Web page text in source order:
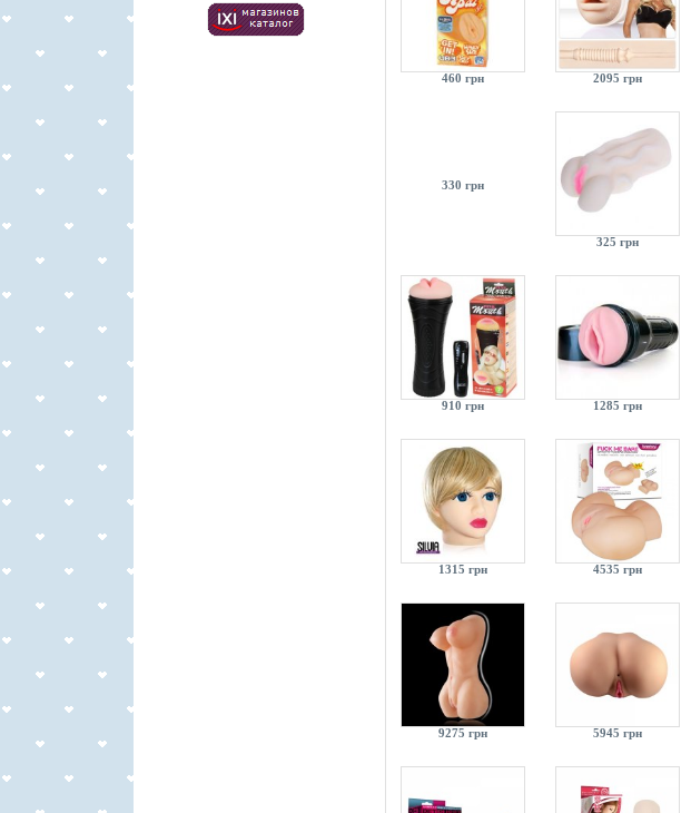
460 грн 2095 грн
330 грн
325 грн
910 грн 1285 грн
1315 грн 4535 грн
9275 грн 5945 грн